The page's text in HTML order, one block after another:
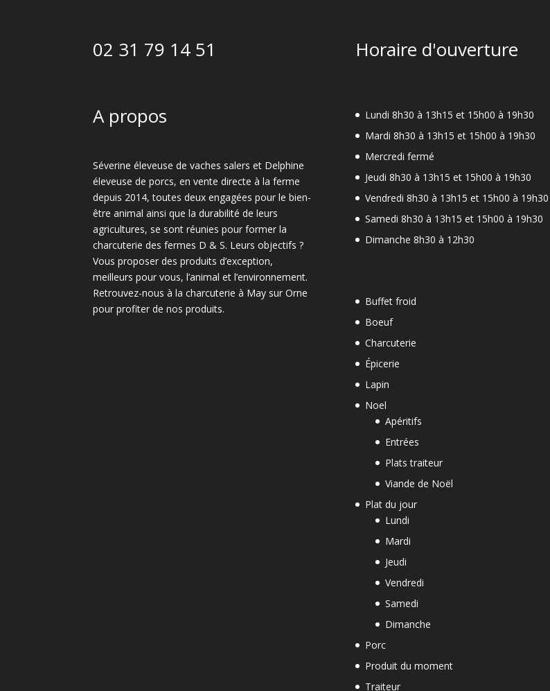
02 31 79 14 51
A propos
Séverine éleveuse de vaches salers et Delphine
éleveuse de porcs, en vente directe à la ferme
depuis 2014, toutes deux engagées pour le bien-
être animal ainsi que la durabilité de leurs
agricultures, se sont réunies pour former la
charcuterie des fermes D & S. Leurs objectifs ?
Vous proposer des produits d’exception,
meilleurs pour vous, l’animal et l’environnement.
Retrouvez-nous à la charcuterie à May sur Orne
pour profiter de nos produits.
Horaire d'ouverture
Lundi 8h30 à 13h15 et 15h00 à 19h30
Mardi 8h30 à 13h15 et 15h00 à 19h30
Mercredi fermé
Jeudi 8h30 à 13h15 et 15h00 à 19h30
Vendredi 8h30 à 13h15 et 15h00 à 19h30
Samedi 8h30 à 13h15 et 15h00 à 19h30
Dimanche 8h30 à 12h30
Buffet froid
Boeuf
Charcuterie
Épicerie
Lapin
Noel
Apéritifs
Entrées
Plats traiteur
Viande de Noël
Plat du jour
Lundi
Mardi
Jeudi
Vendredi
Samedi
Dimanche
Porc
Produit du moment
Traiteur